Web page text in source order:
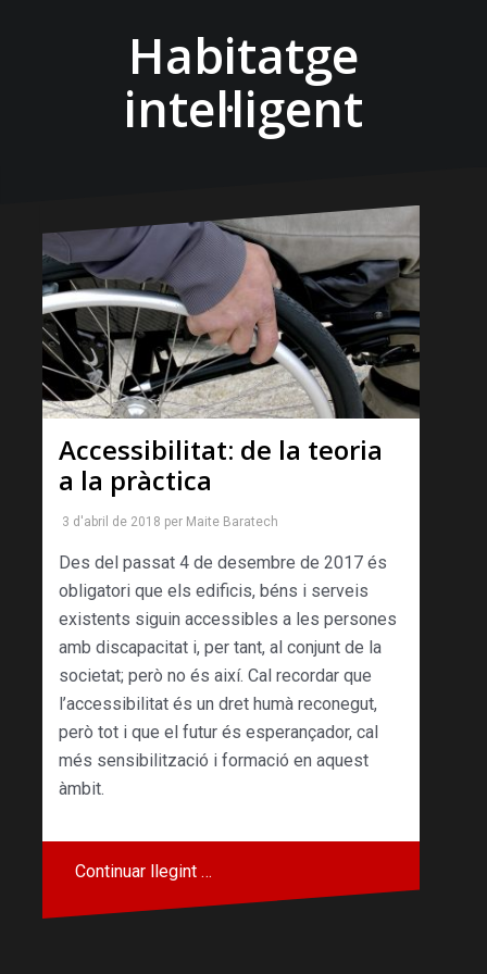
Habitatge
intel·ligent
Accessibilitat: de la teoria
a la pràctica
3 d'abril de 2018 per Maite Baratech
Des del passat 4 de desembre de 2017 és
obligatori que els edificis, béns i serveis
existents siguin accessibles a les persones
amb discapacitat i, per tant, al conjunt de la
societat; però no és així. Cal recordar que
l’accessibilitat és un dret humà reconegut,
però tot i que el futur és esperançador, cal
més sensibilització i formació en aquest
àmbit.
Continuar llegint …